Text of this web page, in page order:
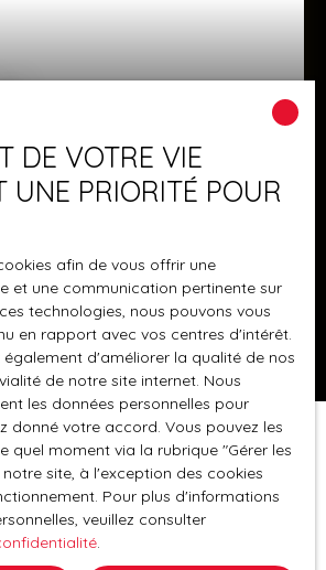
sur 5,60 ares.
ares de terrain. La maison se
et se trouve agencée de la
-Rez de chaussée de plain-pied:
garage double, espace
espace pour le stockage du
solaire. -1er étage: un salon-
cuisine équipée avec espace
et accès sur une grande terrasse
2 chambres, une salle d'eau avec
et rangements, un wc séparé
étage: un dégagement, une salle
vasque, 2 espaces rangement, 2
DE VOTRE VIE
UNE PRIORITÉ POUR
afin de vous offrir une
et une communication pertinente sur
technologies, nous pouvons vous
en rapport avec vos centres d'intérêt.
d'améliorer la qualité de nos
de notre site internet. Nous
les données personnelles pour
donné votre accord. Vous pouvez les
quel moment via la rubrique ″Gérer les
site, à l'exception des cookies
Pour plus d'informations
veuillez consulter
.